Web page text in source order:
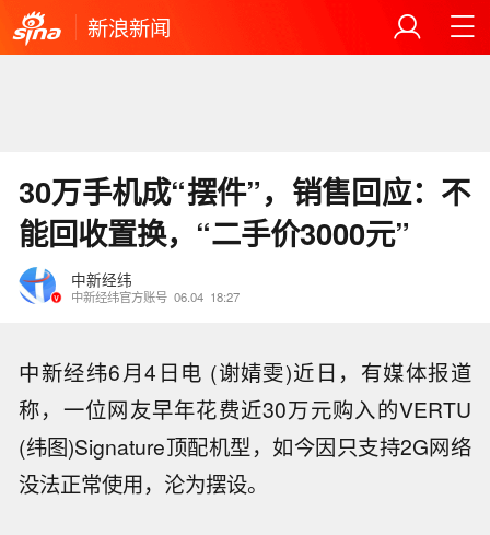
新浪新闻
30万手机成“摆件”，销售回应：不
能回收置换，“二手价3000元”
中新经纬
中新经纬官方账号 06.04 18:27
中新经纬6月4日电 (谢婧雯)近日，有媒体报道
称，一位网友早年花费近30万元购入的VERTU
(纬图)Signature顶配机型，如今因只支持2G网络
没法正常使用，沦为摆设。